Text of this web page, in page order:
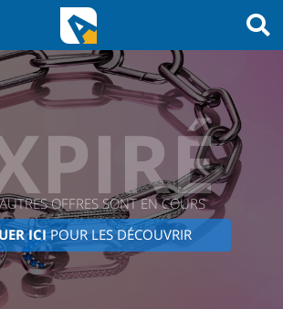
OFFRES SONT EN COURS
ICIPOUR LES DÉCOUVRIR